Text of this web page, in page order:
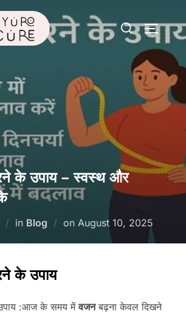
Search
for:
के उपाय – स्वस्थ और
in Blog on Posted
August 10, 2025
के उपाय
:आज के समय मेंवजनबढ़ना केवल दिखने